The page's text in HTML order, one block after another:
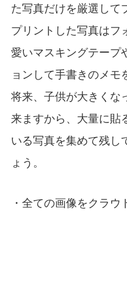
た写真だけを厳選して
プリントした写真はフ
愛いマスキングテープ
ョンして手書きのメモ
将来、子供が大きくな
来ますから、大量に貼
いる写真を集めて残し
ょう。
・全ての画像をクラウ